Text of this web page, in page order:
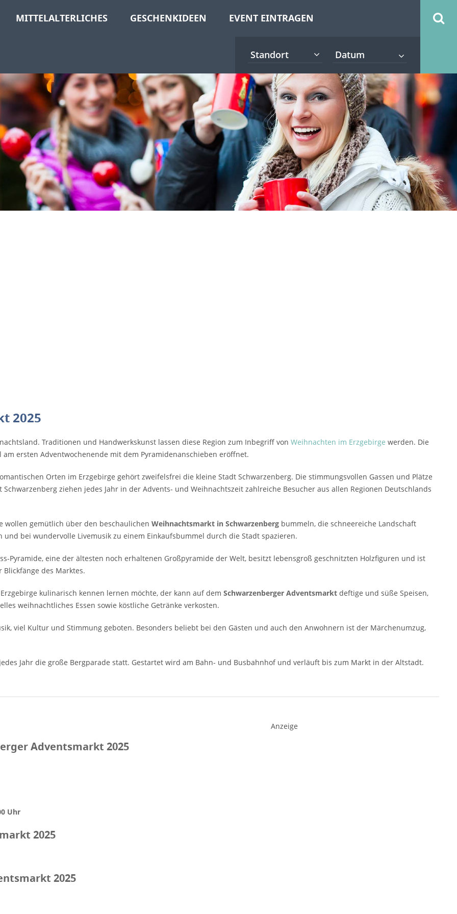
MITTELALTERLICHES GESCHENKIDEEN EVENT EINTRAGEN
Standort
2025
Traditionen und Handwerkskunst lassen diese Region zum Inbegriff von Weihnachten im Erzgebirge werden. Die
ersten Adventwochenende mit dem Pyramidenanschieben eröffnet.
Orten im Erzgebirge gehört zweifelsfrei die kleine Stadt Schwarzenberg. Die stimmungsvollen Gassen und Plätze
Schwarzenberg ziehen jedes Jahr in der Advents- und Weihnachtszeit zahlreiche Besucher aus allen Regionen Deutschlands
wollen gemütlich über den beschaulichen Weihnachtsmarkt in Schwarzenberg bummeln, die schneereiche Landschaft
und bei wundervolle Livemusik zu einem Einkaufsbummel durch die Stadt spazieren.
Pyramide, eine der ältesten noch erhaltenen Großpyramide der Welt, besitzt lebensgroß geschnitzten Holzfiguren und ist
Blickfänge des Marktes.
kulinarisch kennen lernen möchte, der kann auf dem Schwarzenberger Adventsmarkt deftige und süße Speisen,
weihnachtliches Essen sowie köstliche Getränke verkosten.
viel Kultur und Stimmung geboten. Besonders beliebt bei den Gästen und auch den Anwohnern ist der Märchenumzug,
Jahr die große Bergparade statt. Gestartet wird am Bahn- und Busbahnhof und verläuft bis zum Markt in der Altstadt.
Anzeige
Adventsmarkt 2025
Uhr
2025
2025